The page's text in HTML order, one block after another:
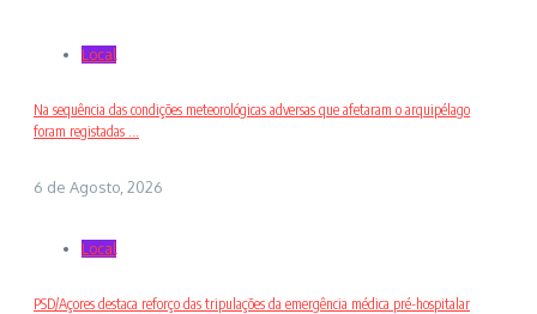
Local
Na sequência das condições meteorológicas adversas que afetaram o arquipélago
foram registadas ...
6 de Agosto, 2026
Local
PSD/Açores destaca reforço das tripulações da emergência médica pré-hospitalar